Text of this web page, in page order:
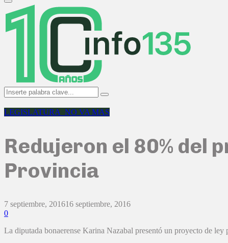
Primary
Menu
Search
for:
Search
LEGISLATURA_NO VA MAS
Redujeron el 80% del
Provincia
7 septiembre, 201616 septiembre, 2016
0
La diputada bonaerense Karina Nazabal presentó un proyecto de